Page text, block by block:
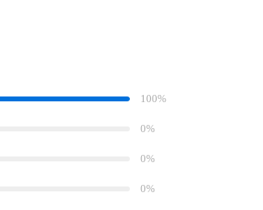
100%
0%
0%
0%